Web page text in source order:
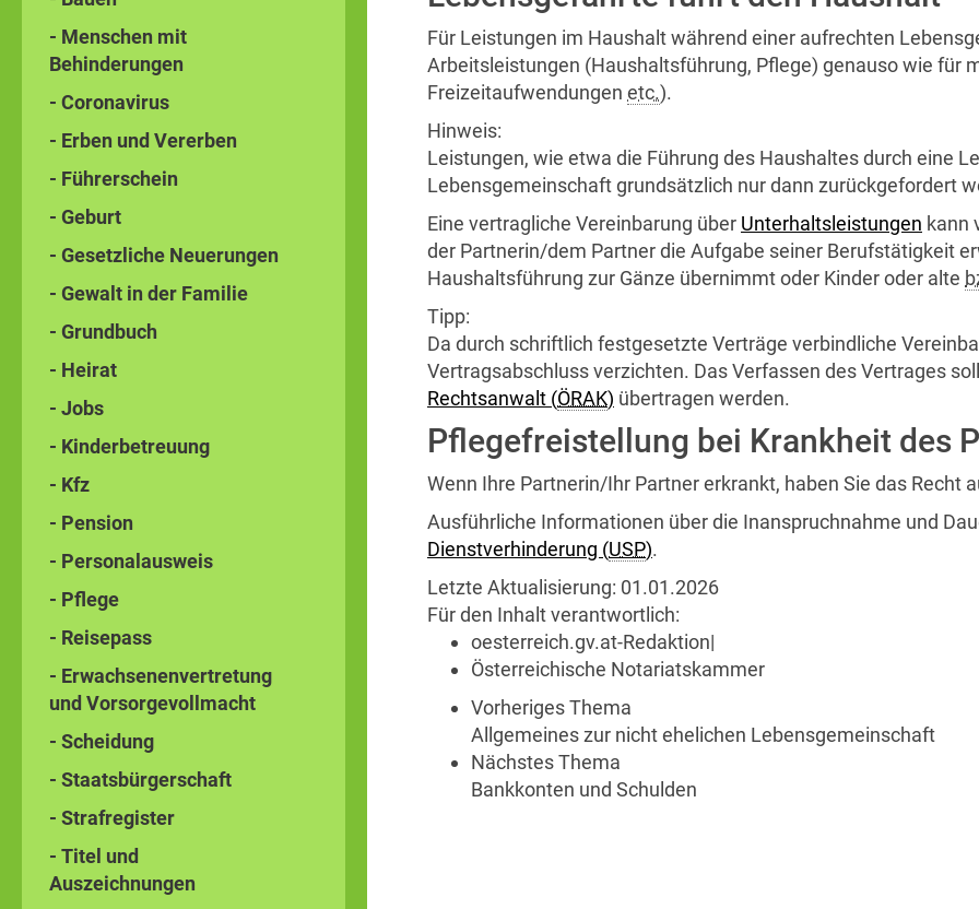
- Menschen mit
Behinderungen
- Coronavirus
- Erben und Vererben
- Führerschein
- Geburt
- Gesetzliche Neuerungen
- Gewalt in der Familie
- Grundbuch
- Heirat
- Jobs
- Kinderbetreuung
- Kfz
- Pension
- Personalausweis
- Pflege
- Reisepass
- Erwachsenenvertretung
und Vorsorgevollmacht
- Scheidung
- Staatsbürgerschaft
- Strafregister
- Titel und
Auszeichnungen
Für Leistungen im Haushalt während einer aufrechten
Arbeitsleistungen (Haushaltsführung, Pflege) genauso wie
Freizeitaufwendungen etc.).
Hinweis:
Leistungen, wie etwa die Führung des Haushaltes durch eine
Lebensgemeinschaft grundsätzlich nur dann zurückgefordert
Eine vertragliche Vereinbarung über Unterhaltsleistungen kann
der Partnerin/dem Partner die Aufgabe seiner Berufstätigkeit
Haushaltsführung zur Gänze übernimmt oder Kinder oder alte
Tipp:
Da durch schriftlich festgesetzte Verträge verbindliche
Vertragsabschluss verzichten. Das Verfassen des Vertrages
Rechtsanwalt (ÖRAK) übertragen werden.
Pflegefreistellung bei Krankheit des
Wenn Ihre Partnerin/Ihr Partner erkrankt, haben Sie das
Ausführliche Informationen über die Inanspruchnahme und
Dienstverhinderung (USP).
Letzte Aktualisierung: 01.01.2026
Für den Inhalt verantwortlich:
oesterreich.gv.at-Redaktion|
Österreichische Notariatskammer
Vorheriges Thema
Allgemeines zur nicht ehelichen Lebensgemeinschaft
Nächstes Thema
Bankkonten und Schulden